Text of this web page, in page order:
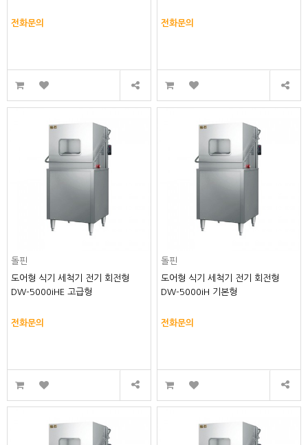
전화문의 전화문의
돌핀
도어형 식기 세척기 전기 회전형
DW-5000iHE 고급형
전화문의
돌핀
도어형 식기 세척기 전기 회전형
DW-5000iH 기본형
전화문의